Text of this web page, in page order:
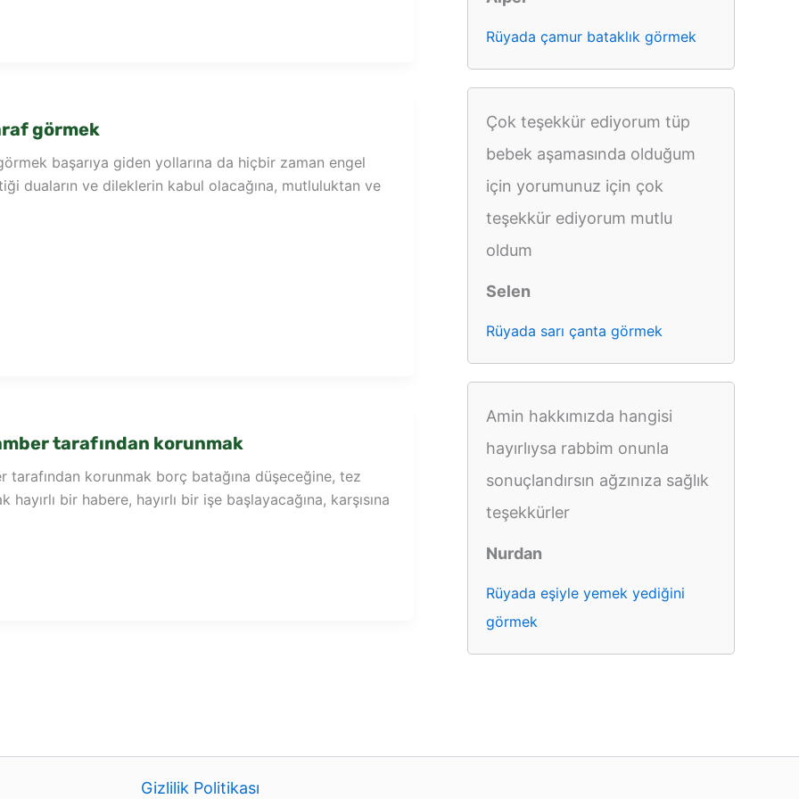
görmek
başarıya giden yollarına da hiçbir zaman engel
duaların ve dileklerin kabul olacağına, mutluluktan ve
tarafından korunmak
tarafından korunmak borç batağına düşeceğine, tez
hayırlı bir habere, hayırlı bir işe başlayacağına, karşısına
Rüyada çamur bataklık görmek
Çok teşekkür ediyorum tüp
bebek aşamasında olduğum
için yorumunuz için çok
teşekkür ediyorum mutlu
oldum
Selen
Rüyada sarı çanta görmek
Amin hakkımızda hangisi
hayırlıysa rabbim onunla
sonuçlandırsın ağzınıza sağlık
teşekkürler
Nurdan
Rüyada eşiyle yemek yediğini
görmek
Gizlilik Politikası